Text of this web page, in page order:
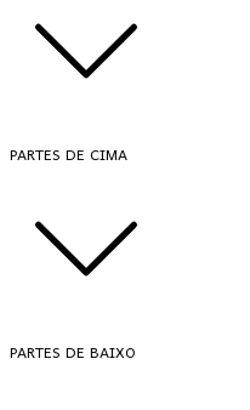
PARTES DE CIMA
PARTES DE BAIXO